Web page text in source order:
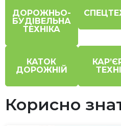
ДОРОЖНЬО-
БУДІВЕЛЬНА
ТЕХНІКА
КАТОК
ДОРОЖНІЙ
Корисно